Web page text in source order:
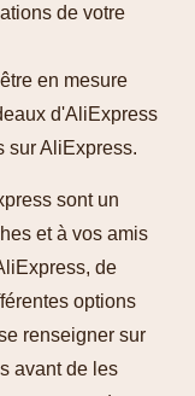
de votre
en mesure
d'AliExpress
sur AliExpress.
sont un
et à vos amis
de
options
renseigner sur
avant de les